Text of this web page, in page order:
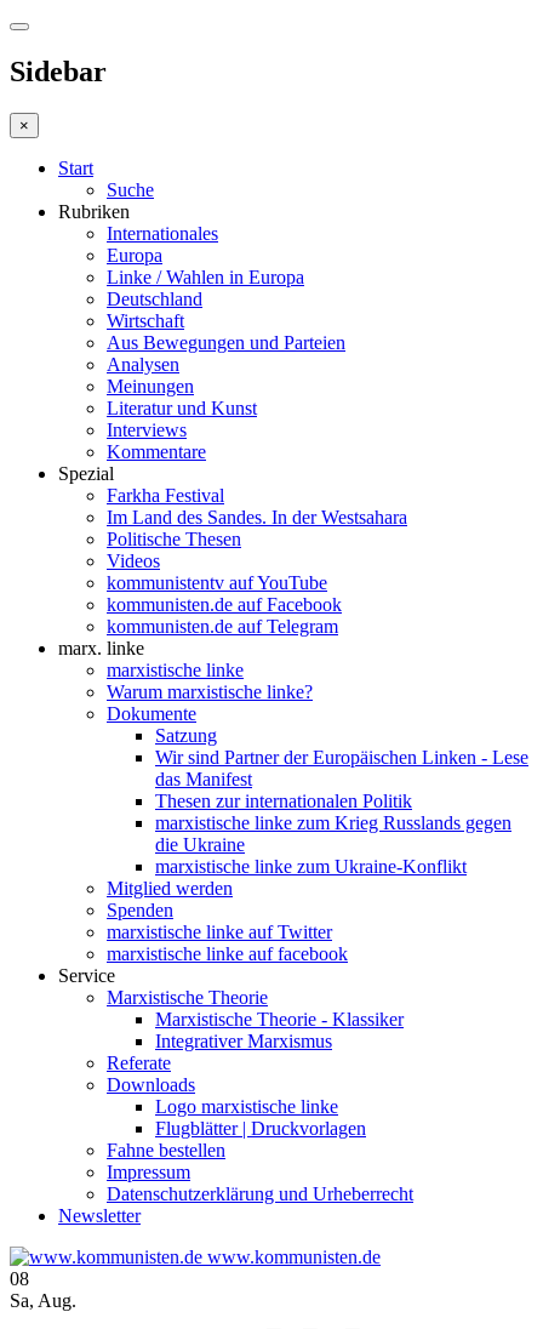
Sidebar
×
Start
Suche
Rubriken
Internationales
Europa
Linke / Wahlen in Europa
Deutschland
Wirtschaft
Aus Bewegungen und Parteien
Analysen
Meinungen
Literatur und Kunst
Interviews
Kommentare
Spezial
Farkha Festival
Im Land des Sandes. In der Westsahara
Politische Thesen
Videos
kommunistentv auf YouTube
kommunisten.de auf Facebook
kommunisten.de auf Telegram
marx. linke
marxistische linke
Warum marxistische linke?
Dokumente
Satzung
Wir sind Partner der Europäischen Linken - Lese
das Manifest
Thesen zur internationalen Politik
marxistische linke zum Krieg Russlands gegen
die Ukraine
marxistische linke zum Ukraine-Konflikt
Mitglied werden
Spenden
marxistische linke auf Twitter
marxistische linke auf facebook
Service
Marxistische Theorie
Marxistische Theorie - Klassiker
Integrativer Marxismus
Referate
Downloads
Logo marxistische linke
Flugblätter | Druckvorlagen
Fahne bestellen
Impressum
Datenschutzerklärung und Urheberrecht
Newsletter
www.kommunisten.de
08
Sa, Aug.